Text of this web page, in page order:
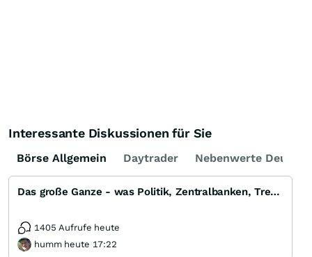
Interessante Diskussionen für Sie
Börse Allgemein Daytrader Nebenwerte
Das große Ganze - was Politik, Zentralbanken, Trends, Medien und Gesellschaft mit Aktien, Rohstoffen
1405 Aufrufe heute
humm heute 17:22